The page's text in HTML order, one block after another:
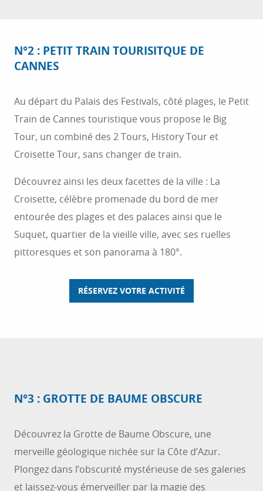
N°2 : PETIT TRAIN TOURISITQUE DE
CANNES
Au départ du Palais des Festivals, côté plages, le Petit
Train de Cannes touristique vous propose le Big
Tour, un combiné des 2 Tours, History Tour et
Croisette Tour, sans changer de train.
Découvrez ainsi les deux facettes de la ville : La
Croisette, célèbre promenade du bord de mer
entourée des plages et des palaces ainsi que le
Suquet, quartier de la vieille ville, avec ses ruelles
pittoresques et son panorama à 180°.
RÉSERVEZ VOTRE ACTIVITÉ
N°3 : GROTTE DE BAUME OBSCURE
Découvrez la Grotte de Baume Obscure, une
merveille géologique nichée sur la Côte d’Azur.
Plongez dans l’obscurité mystérieuse de ses galeries
et laissez-vous émerveiller par la magie des